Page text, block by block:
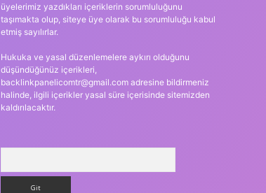
üyelerimiz yazdıkları içeriklerin sorumluluğunu
taşımakta olup, siteye üye olarak bu sorumluluğu kabul
etmiş sayılırlar.
Hukuka ve yasal düzenlemelere aykırı olduğunu
düşündüğünüz içerikleri,
backlinkpanelicomtr@gmail.comadresine bildirmeniz
halinde, ilgili içerikler yasal süre içerisinde sitemizden
kaldırılacaktır.